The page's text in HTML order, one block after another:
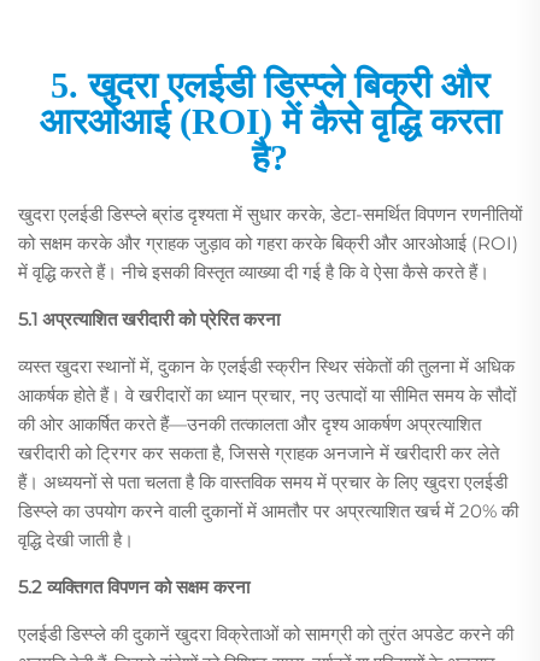
5. खुदरा एलईडी डिस्प्ले बिक्री और
आरओआई (ROI) में कैसे वृद्धि करता
है?
खुदरा एलईडी डिस्प्ले ब्रांड दृश्यता में सुधार करके, डेटा-समर्थित विपणन रणनीतियों
को सक्षम करके और ग्राहक जुड़ाव को गहरा करके बिक्री और आरओआई (ROI)
में वृद्धि करते हैं। नीचे इसकी विस्तृत व्याख्या दी गई है कि वे ऐसा कैसे करते हैं।
5.1 अप्रत्याशित खरीदारी को प्रेरित करना
व्यस्त खुदरा स्थानों में, दुकान के एलईडी स्क्रीन स्थिर संकेतों की तुलना में अधिक
आकर्षक होते हैं। वे खरीदारों का ध्यान प्रचार, नए उत्पादों या सीमित समय के सौदों
की ओर आकर्षित करते हैं—उनकी तत्कालता और दृश्य आकर्षण अप्रत्याशित
खरीदारी को ट्रिगर कर सकता है, जिससे ग्राहक अनजाने में खरीदारी कर लेते
हैं। अध्ययनों से पता चलता है कि वास्तविक समय में प्रचार के लिए खुदरा एलईडी
डिस्प्ले का उपयोग करने वाली दुकानों में आमतौर पर अप्रत्याशित खर्च में 20% की
वृद्धि देखी जाती है।
5.2 व्यक्तिगत विपणन को सक्षम करना
एलईडी डिस्प्ले की दुकानें खुदरा विक्रेताओं को सामग्री को तुरंत अपडेट करने की